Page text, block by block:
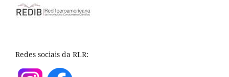
Redes sociais da RLR: